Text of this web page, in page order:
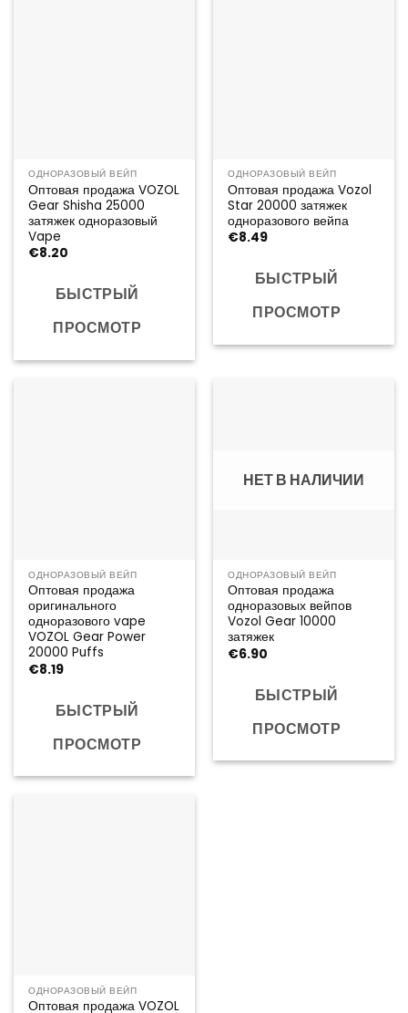
ОДНОРАЗОВЫЙ ВЕЙП
Оптовая продажа VOZOL
Gear Shisha 25000
затяжек одноразовый
Vape
€8.20
БЫСТРЫЙ
ПРОСМОТР
ОДНОРАЗОВЫЙ ВЕЙП
Оптовая продажа Vozol
Star 20000 затяжек
одноразового вейпа
€8.49
БЫСТРЫЙ
ПРОСМОТР
ОДНОРАЗОВЫЙ ВЕЙП
Оптовая продажа
оригинального
одноразового vape
VOZOL Gear Power
20000 Puffs
€8.19
БЫСТРЫЙ
ПРОСМОТР
НЕТ В НАЛИЧИИ
ОДНОРАЗОВЫЙ ВЕЙП
Оптовая продажа
одноразовых вейпов
Vozol Gear 10000
затяжек
€6.90
БЫСТРЫЙ
ПРОСМОТР
ОДНОРАЗОВЫЙ ВЕЙП
Оптовая продажа VOZOL